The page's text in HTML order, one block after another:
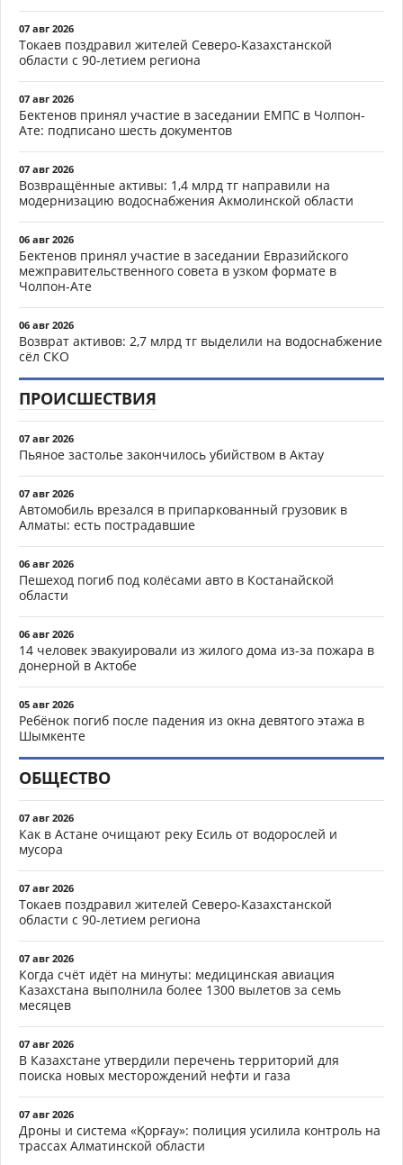
07 авг 2026
Токаев поздравил жителей Северо-Казахстанской
области с 90-летием региона
07 авг 2026
Бектенов принял участие в заседании ЕМПС в Чолпон-
Ате: подписано шесть документов
07 авг 2026
Возвращённые активы: 1,4 млрд тг направили на
модернизацию водоснабжения Акмолинской области
06 авг 2026
Бектенов принял участие в заседании Евразийского
межправительственного совета в узком формате в
Чолпон-Ате
06 авг 2026
Возврат активов: 2,7 млрд тг выделили на водоснабжение
сёл СКО
ПРОИСШЕСТВИЯ
07 авг 2026
Пьяное застолье закончилось убийством в Актау
07 авг 2026
Автомобиль врезался в припаркованный грузовик в
Алматы: есть пострадавшие
06 авг 2026
Пешеход погиб под колёсами авто в Костанайской
области
06 авг 2026
14 человек эвакуировали из жилого дома из-за пожара в
донерной в Актобе
05 авг 2026
Ребёнок погиб после падения из окна девятого этажа в
Шымкенте
ОБЩЕСТВО
07 авг 2026
Как в Астане очищают реку Есиль от водорослей и
мусора
07 авг 2026
Токаев поздравил жителей Северо-Казахстанской
области с 90-летием региона
07 авг 2026
Когда счёт идёт на минуты: медицинская авиация
Казахстана выполнила более 1300 вылетов за семь
месяцев
07 авг 2026
В Казахстане утвердили перечень территорий для
поиска новых месторождений нефти и газа
07 авг 2026
Дроны и система «Қорғау»: полиция усилила контроль на
трассах Алматинской области